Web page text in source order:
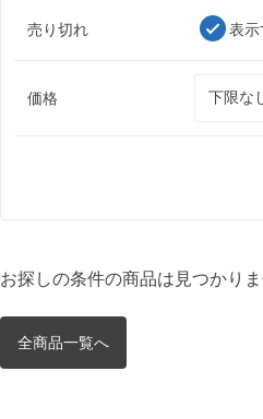
売り切れ 表示
価格
お探しの条件の商品は見つかり
全商品一覧へ